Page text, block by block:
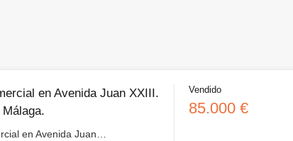
en Avenida Juan XXIII.
en Avenida Juan…
Vendido
85.000 €